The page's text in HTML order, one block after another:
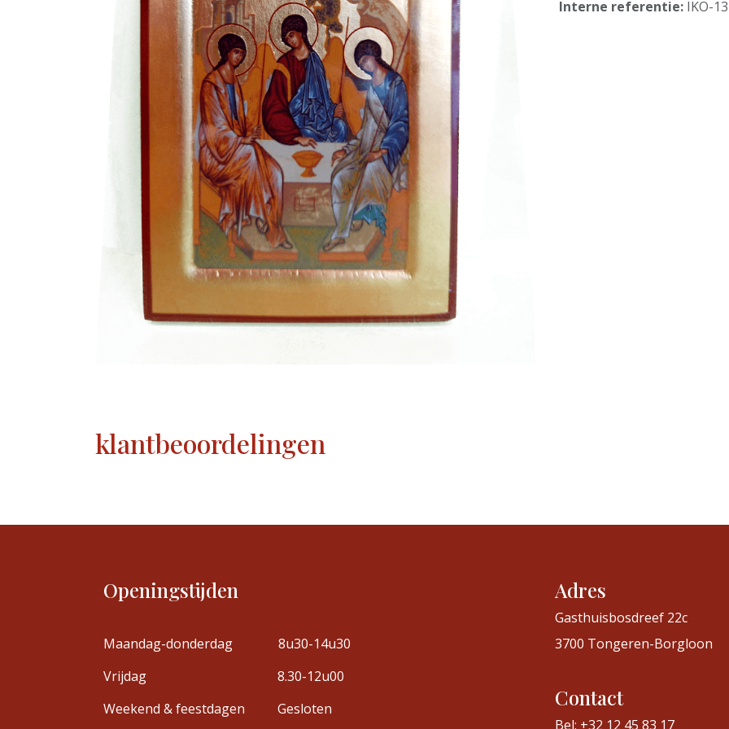
Interne referentie: IKO-
klantbeoordelingen
Openingstijden
Maandag-donderdag
8u30-14u30
Vrijdag
8.30-12u00
Weekend & feestdagen
Gesloten
Adres
Gasthuisbosdreef 22c
3700 Tongeren-Borgloon
Contact
Bel: +32 12 45 83 17